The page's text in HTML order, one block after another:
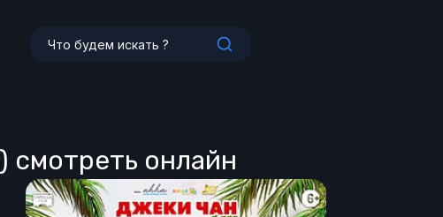
смотреть онлайн